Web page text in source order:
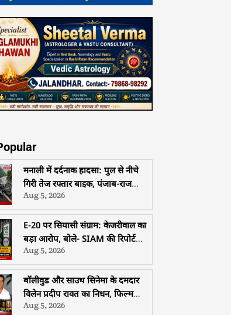
मनाली में दर्दनाक हादसा: पुल से नीचे
गिरी तेज रफ्तार बाइक, पंजाब-राजस्थान
के दो युवकों की मौत
Aug 5, 2026
E-20 पर सियासी संग्राम: केजरीवाल का
बड़ा आरोप, बोले- SIAM की रिपोर्ट
दबाकर वापस कराई गई
Aug 5, 2026
बॉलीवुड और साउथ सिनेमा के दमदार
विलेन प्रदीप रावत का निधन, फिल्म
इंडस्ट्री में शोक की लहर
Aug 5, 2026